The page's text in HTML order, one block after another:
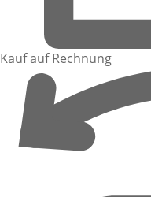
Kauf auf Rechnung